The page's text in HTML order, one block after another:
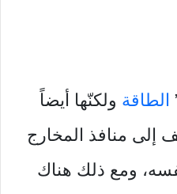
الطاقة ولكنّها أيضاً
إلى منافذ المخارج
ومع ذلك هناك